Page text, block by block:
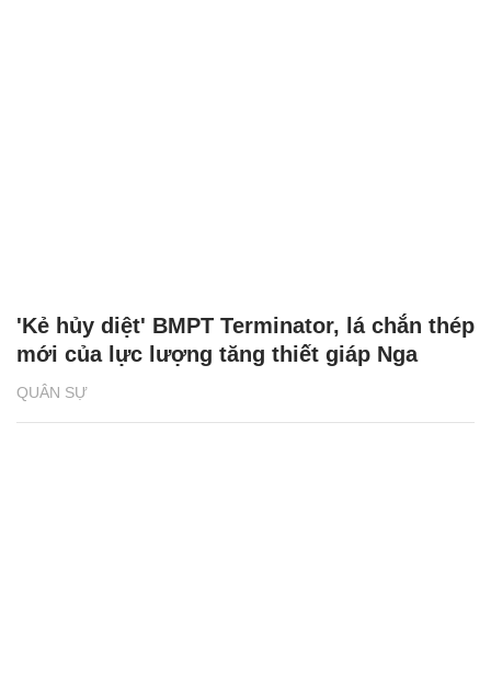
QUÂN SỰ
'Kẻ hủy diệt' BMPT Terminator, lá chắn thép
mới của lực lượng tăng thiết giáp Nga